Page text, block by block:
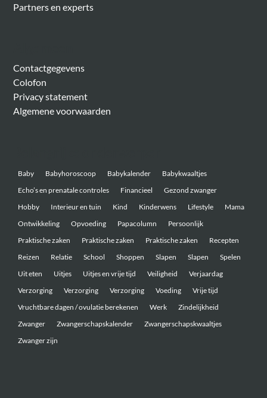
Partners en experts
Contactgegevens
Colofon
Privacy statement
Algemene voorwaarden
Baby Babyhoroscoop Babykalender
Babykwaaltjes
Echo’s en prenatale controles
Financieel
Gezond zwanger
Hobby
Interieur en tuin Kind Kinderwens Lifestyle
Mama
Ontwikkeling
Opvoeding Papacolumn
Persoonlijk
Praktische zaken
Praktische zaken Praktische zaken
Recepten
Reizen
Relatie School Shoppen Slapen Slapen
Spelen
Uit eten
Uitjes Uitjes en vrije tijd Veiligheid
Verjaardag
Verzorging
Verzorging Verzorging Voeding
Vrije tijd
Vruchtbare dagen / ovulatie berekenen
Werk
Zindelijkheid
Zwanger
Zwangerschapskalender
Zwangerschapskwaaltjes
Zwanger zijn